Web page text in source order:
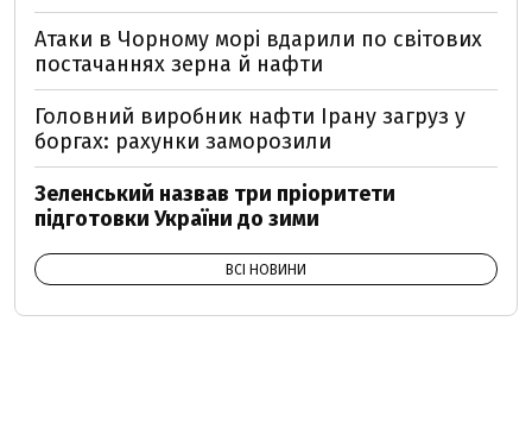
Атаки в Чорному морі вдарили по світових
постачаннях зерна й нафти
Головний виробник нафти Ірану загруз у
боргах: рахунки заморозили
Зеленський назвав три пріоритети
підготовки України до зими
ВСІ НОВИНИ